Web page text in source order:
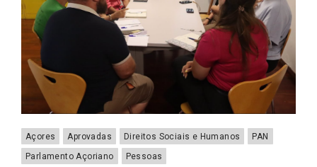
Açores Aprovadas Direitos Sociais e Humanos
PAN
Parlamento Açoriano
Pessoas